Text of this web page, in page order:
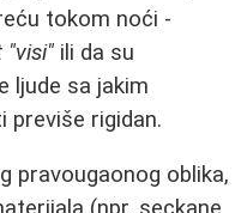
tokom noći -
"visi" ili da su
ljude sa jakim
previše rigidan.
pravougaonog oblika,